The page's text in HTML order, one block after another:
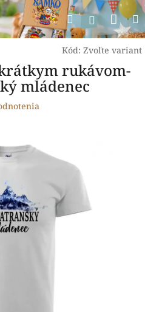
Hľadať
Kód: Zvoľte variant
rukávom-
mládenec